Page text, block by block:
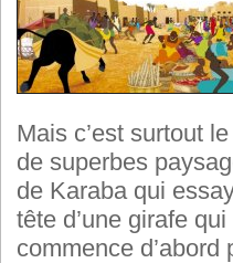
Mais c’est surtout
de superbes
de Karaba qui
tête d’une girafe
commence